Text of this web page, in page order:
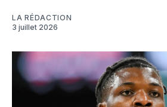
LA RÉDACTION
3 juillet 2026